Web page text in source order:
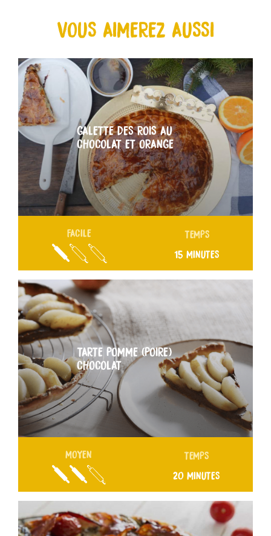
VOUS AIMEREZ AUSSI
GALETTE DES ROIS AU
CHOCOLAT ET ORANGE
FACILE TEMPS
15 MINUTES
TARTE POMME (POIRE)
CHOCOLAT
MOYEN TEMPS
20 MINUTES